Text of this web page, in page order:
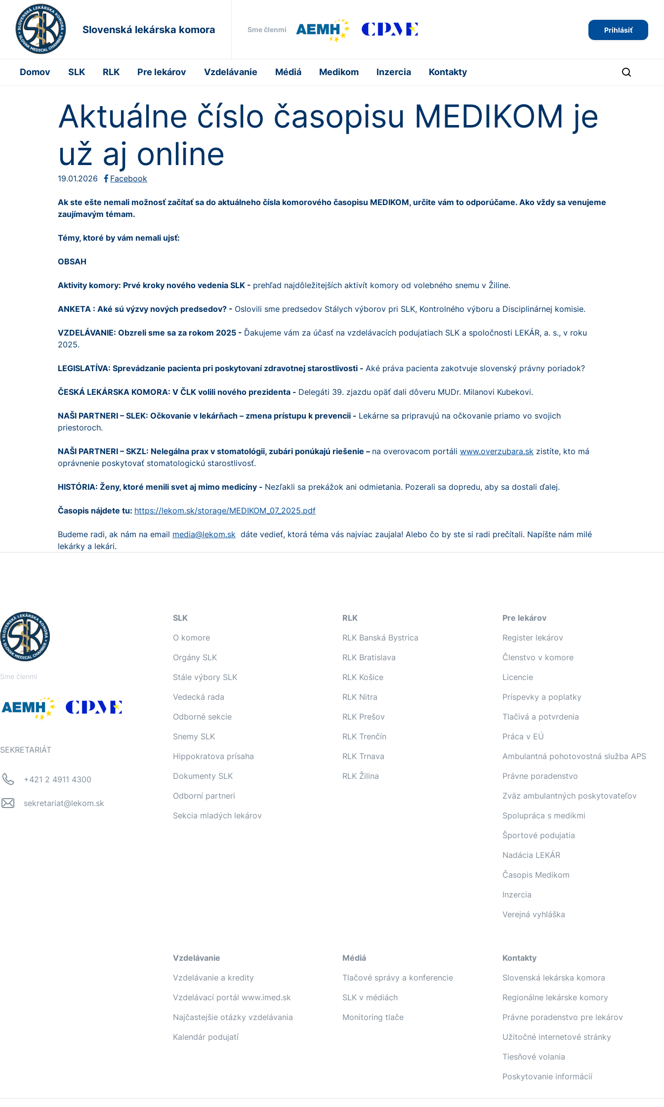
Slovenská lekárska komora Sme členmi Prihlásiť
Domov SLK RLK Pre lekárov Vzdelávanie Médiá Medikom Inzercia Kontakty
Aktuálne číslo časopisu MEDIKOM je
už aj online
19.01.2026 Facebook
Ak ste ešte nemali možnosť začítať sa do aktuálneho čísla komorového časopisu MEDIKOM, určite vám to odporúčame. Ako vždy sa venujeme
zaujímavým témam.
Témy, ktoré by vám nemali ujsť:
OBSAH
Aktivity komory: Prvé kroky nového vedenia SLK - prehľad najdôležitejších aktivít komory od volebného snemu v Žiline.
ANKETA : Aké sú výzvy nových predsedov? - Oslovili sme predsedov Stálych výborov pri SLK, Kontrolného výboru a Disciplinárnej komisie.
VZDELÁVANIE: Obzreli sme sa za rokom 2025 - Ďakujeme vám za účasť na vzdelávacích podujatiach SLK a spoločnosti LEKÁR, a. s., v roku
2025.
LEGISLATÍVA: Sprevádzanie pacienta pri poskytovaní zdravotnej starostlivosti - Aké práva pacienta zakotvuje slovenský právny poriadok?
ČESKÁ LEKÁRSKA KOMORA: V ČLK volili nového prezidenta - Delegáti 39. zjazdu opäť dali dôveru MUDr. Milanovi Kubekovi.
NAŠI PARTNERI – SLEK: Očkovanie v lekárňach – zmena prístupu k prevencii - Lekárne sa pripravujú na očkovanie priamo vo svojich
priestoroch.
NAŠI PARTNERI – SKZL: Nelegálna prax v stomatológii, zubári ponúkajú riešenie – na overovacom portáli www.overzubara.sk zistíte, kto má
oprávnenie poskytovať stomatologickú starostlivosť.
HISTÓRIA: Ženy, ktoré menili svet aj mimo medicíny - Nezľakli sa prekážok ani odmietania. Pozerali sa dopredu, aby sa dostali ďalej.
Časopis nájdete tu: https://lekom.sk/storage/MEDIKOM_07_2025.pdf
Budeme radi, ak nám na email media@lekom.sk dáte vedieť, ktorá téma vás najviac zaujala! Alebo čo by ste si radi prečítali. Napíšte nám milé
lekárky a lekári.
Sme členmi
SEKRETARIÁT
+421 2 4911 4300
sekretariat@lekom.sk
SLK
O komore
Orgány SLK
Stále výbory SLK
Vedecká rada
Odborné sekcie
Snemy SLK
Hippokratova prísaha
Dokumenty SLK
Odborní partneri
Sekcia mladých lekárov
RLK
RLK Banská Bystrica
RLK Bratislava
RLK Košice
RLK Nitra
RLK Prešov
RLK Trenčín
RLK Trnava
RLK Žilina
Pre lekárov
Register lekárov
Členstvo v komore
Licencie
Príspevky a poplatky
Tlačivá a potvrdenia
Práca v EÚ
Ambulantná pohotovostná služba APS
Právne poradenstvo
Zväz ambulantných poskytovateľov
Spolupráca s medikmi
Športové podujatia
Nadácia LEKÁR
Časopis Medikom
Inzercia
Verejná vyhláška
Vzdelávanie
Vzdelávanie a kredity
Vzdelávací portál www.imed.sk
Najčastejšie otázky vzdelávania
Kalendár podujatí
Médiá
Tlačové správy a konferencie
SLK v médiách
Monitoring tlače
Kontakty
Slovenská lekárska komora
Regionálne lekárske komory
Právne poradenstvo pre lekárov
Užitočné internetové stránky
Tiesňové volania
Poskytovanie informácií